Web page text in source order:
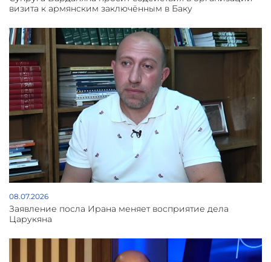
визита к армянским заключённым в Баку
08.07.2026
Заявление посла Ирана меняет восприятие дела
Царукяна